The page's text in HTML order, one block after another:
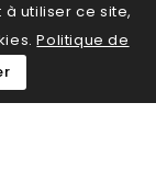
utiliser ce site,
Politique de